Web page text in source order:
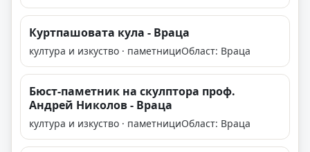
Куртпашовата кула - Враца
култура и изкуство · паметнициОбласт: Враца
Бюст-паметник на скулптора проф.
Андрей Николов - Враца
култура и изкуство · паметнициОбласт: Враца